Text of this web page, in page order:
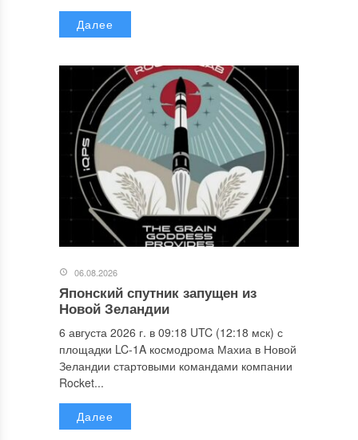
Далее
06.08.2026
Японский спутник запущен из
Новой Зеландии
6 августа 2026 г. в 09:18 UTC (12:18 мск) с
площадки LC-1A космодрома Махиа в Новой
Зеландии стартовыми командами компании
Rocket...
Далее